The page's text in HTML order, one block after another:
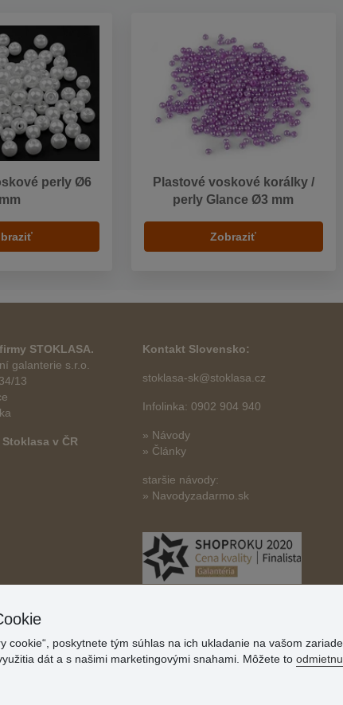
perly Ø6
mm
Plastové voskové korálky /
perly Glance Ø3 mm
Zobraziť
STOKLASA.
galanterie s.r.o.
13
Stoklasa v ČR
Kontakt Slovensko:
stoklasa-sk@stoklasa.cz
Infolinka: 0902 904 940
» Návody
» Články
staršie návody:
» Navodyzadarmo.sk
cookie“, poskytnete tým súhlas na ich ukladanie na vašom
dát a s našimi marketingovými snahami. Môžete to